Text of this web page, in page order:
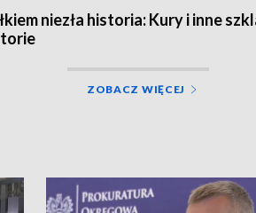
niezła historia: Kury i inne
ZOBACZ WIĘCEJ